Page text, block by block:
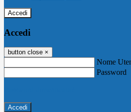
Accedi
Accedi
button close ×
Nome
Password